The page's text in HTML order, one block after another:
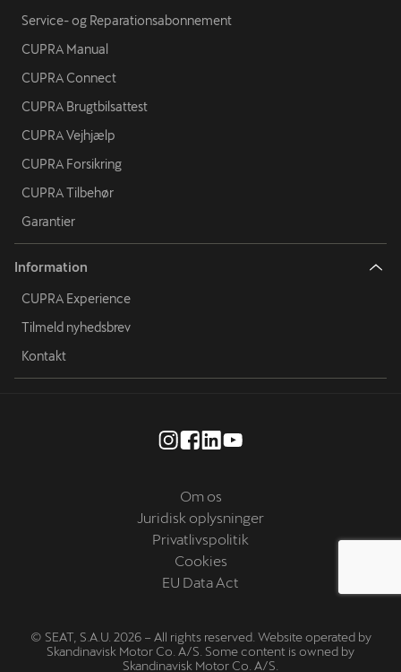
Service- og Reparationsabonnement
CUPRA Manual
CUPRA Connect
CUPRA Brugtbilsattest
CUPRA Vejhjælp
CUPRA Forsikring
CUPRA Tilbehør
Garantier
Information
CUPRA Experience
Tilmeld nyhedsbrev
Kontakt
Om os
Juridisk oplysninger
Privatlivspolitik
Cookies
EU Data Act
© SEAT, S.A.U. 2026 – All rights reserved. Website operated by
Skandinavisk Motor Co. A/S. Some content is owned by
Skandinavisk Motor Co. A/S.